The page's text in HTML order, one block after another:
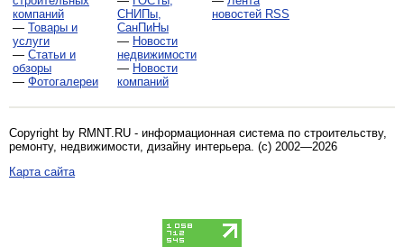
компаний
— Товары и
услуги
— Статьи и
обзоры
— Фотогалереи
СНИПы,
СанПиНы
— Новости
недвижимости
— Новости
компаний
новостей RSS
Copyright by RMNT.RU - информационная система по строительству,
ремонту, недвижимости, дизайну интерьера . (c) 2002—2026
Карта сайта